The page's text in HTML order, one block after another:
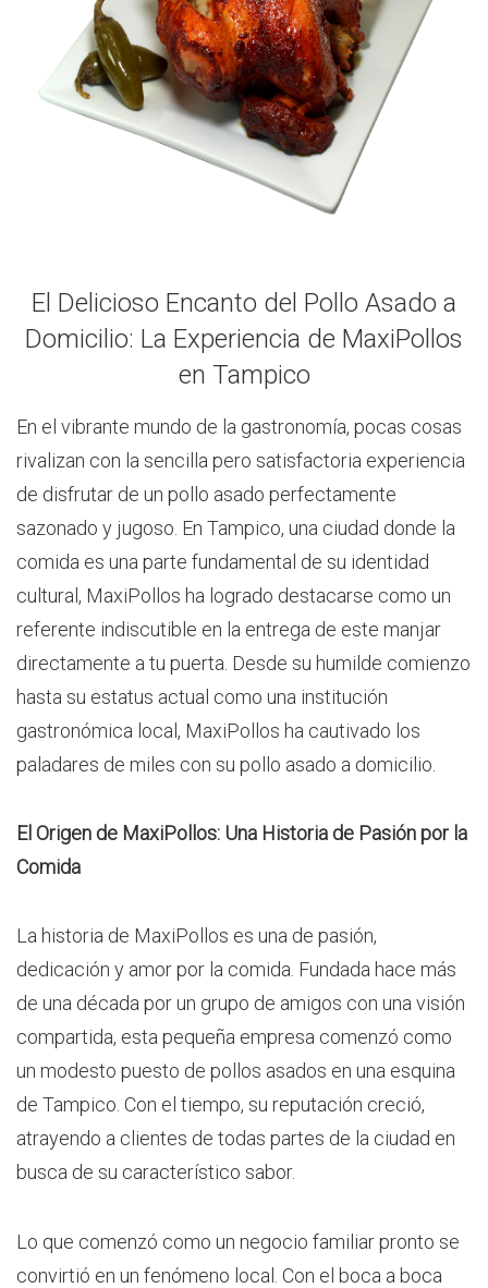
El Delicioso Encanto del Pollo Asado a
Domicilio: La Experiencia de MaxiPollos
en Tampico
En el vibrante mundo de la gastronomía, pocas cosas
rivalizan con la sencilla pero satisfactoria experiencia
de disfrutar de un pollo asado perfectamente
sazonado y jugoso. En Tampico, una ciudad donde la
comida es una parte fundamental de su identidad
cultural, MaxiPollos ha logrado destacarse como un
referente indiscutible en la entrega de este manjar
directamente a tu puerta. Desde su humilde comienzo
hasta su estatus actual como una institución
gastronómica local, MaxiPollos ha cautivado los
paladares de miles con su pollo asado a domicilio.
El Origen de MaxiPollos: Una Historia de Pasión por la
Comida
La historia de MaxiPollos es una de pasión,
dedicación y amor por la comida. Fundada hace más
de una década por un grupo de amigos con una visión
compartida, esta pequeña empresa comenzó como
un modesto puesto de pollos asados en una esquina
de Tampico. Con el tiempo, su reputación creció,
atrayendo a clientes de todas partes de la ciudad en
busca de su característico sabor.
Lo que comenzó como un negocio familiar pronto se
convirtió en un fenómeno local. Con el boca a boca